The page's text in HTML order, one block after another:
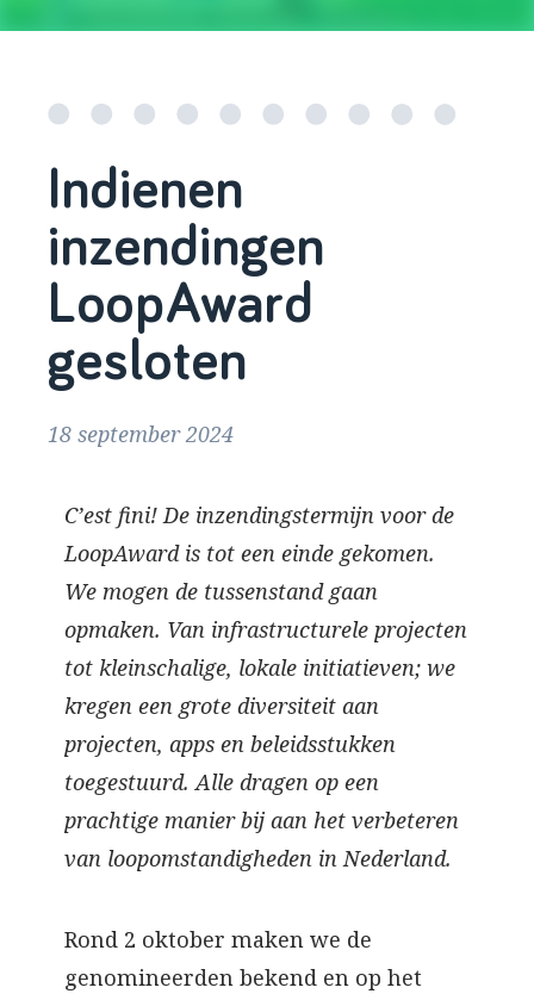
Indienen
inzendingen
LoopAward
gesloten
18 september 2024
C’est fini! De inzendingstermijn voor de
LoopAward is tot een einde gekomen.
We mogen de tussenstand gaan
opmaken. Van infrastructurele projecten
tot kleinschalige, lokale initiatieven; we
kregen een grote diversiteit aan
projecten, apps en beleidsstukken
toegestuurd. Alle dragen op een
prachtige manier bij aan het verbeteren
van loopomstandigheden in Nederland.
Rond 2 oktober maken we de
genomineerden bekend en op het